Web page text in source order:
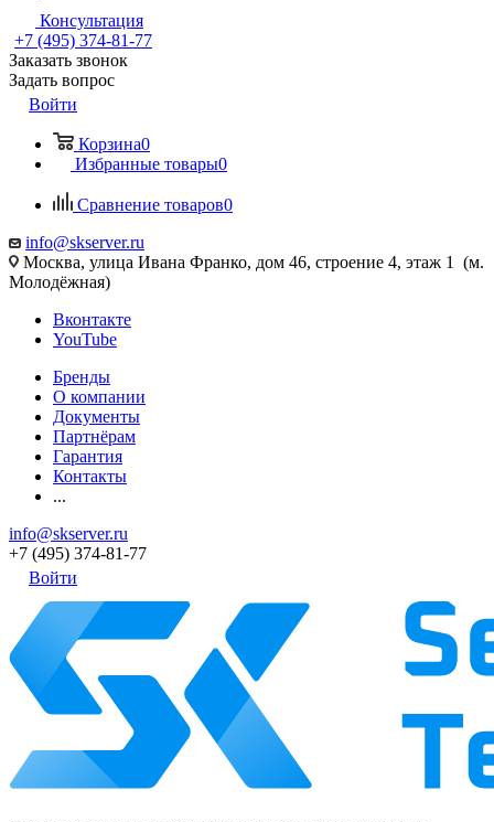
Консультация
+7 (495) 374-81-77
Заказать звонок
Задать вопрос
Войти
Корзина0
Избранные товары0
Сравнение товаров0
info@skserver.ru
Москва, улица Ивана Франко, дом 46, строение 4, этаж 1 (м.
Молодёжная)
Вконтакте
YouTube
Бренды
О компании
Документы
Партнёрам
Гарантия
Контакты
...
info@skserver.ru
+7 (495) 374-81-77
Войти